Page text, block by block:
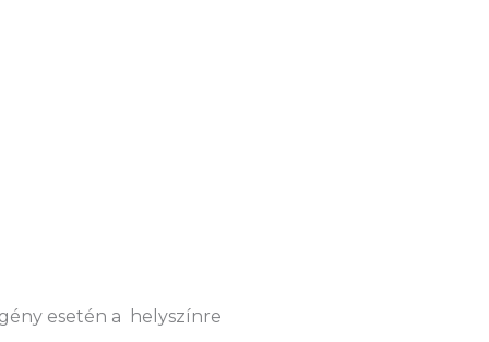
esetén a helyszínre